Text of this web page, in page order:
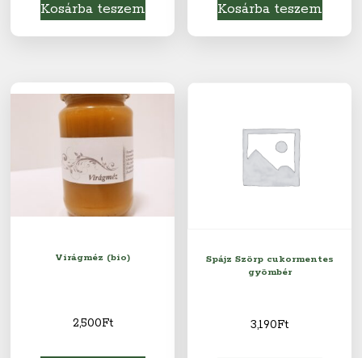
Kosárba teszem Kosárba teszem
Virágméz (bio)
2,500Ft
Spájz Szörp cukormentes
gyömbér
3,190Ft